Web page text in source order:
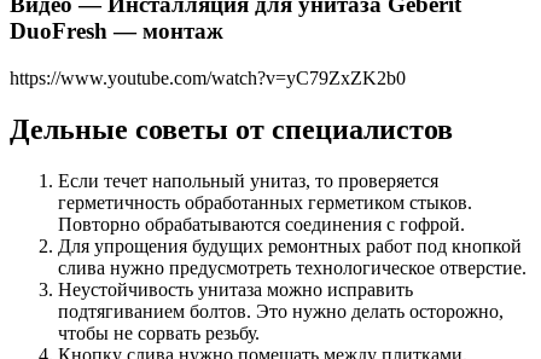
DuoFresh — монтаж
https://www.youtube.com/watch?v=yC79ZxZK2b0
Дельные советы от специалистов
Если течет напольный унитаз, то проверяется
герметичность обработанных герметиком стыков.
Повторно обрабатываются соединения с гофрой.
Для упрощения будущих ремонтных работ под кнопкой
слива нужно предусмотреть технологическое отверстие.
Неустойчивость унитаза можно исправить
подтягиванием болтов. Это нужно делать осторожно,
чтобы не сорвать резьбу.
Кнопку слива нужно помещать между плитками.